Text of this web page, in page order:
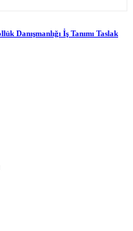
Danışmanlığı İş Tanımı Taslak